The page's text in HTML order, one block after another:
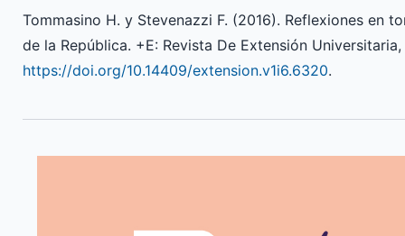
Tommasino H. y Stevenazzi F. (2016). Reflexiones en
de la República. +E: Revista De Extensión
https://doi.org/10.14409/extension.v1i6.6320.